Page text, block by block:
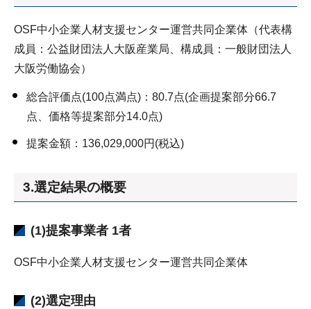
OSF中小企業人材支援センター運営共同企業体（代表構
成員：公益財団法人大阪産業局、構成員：一般財団法人
大阪労働協会）
総合評価点(100点満点)：80.7点(企画提案部分66.7
点、価格等提案部分14.0点)
提案金額：136,029,000円(税込)
3.選定結果の概要
(1)提案事業者 1者
OSF中小企業人材支援センター運営共同企業体
(2)選定理由